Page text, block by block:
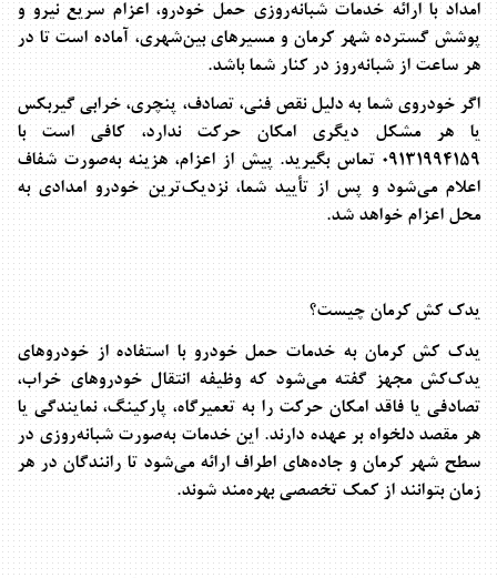
امداد با ارائه خدمات شبانه‌روزی حمل خودرو، اعزام سریع نیرو و
پوشش گسترده شهر کرمان و مسیرهای بین‌شهری، آماده است تا در
هر ساعت از شبانه‌روز در کنار شما باشد.
اگر خودروی شما به دلیل نقص فنی، تصادف، پنچری، خرابی گیربکس
یا هر مشکل دیگری امکان حرکت ندارد، کافی است با
09131994159تماس بگیرید. پیش از اعزام، هزینه به‌صورت شفاف
اعلام می‌شود و پس از تأیید شما، نزدیک‌ترین خودرو امدادی به
محل اعزام خواهد شد.
یدک کش کرمان چیست؟
یدک کش کرمانبه خدمات حمل خودرو با استفاده از خودروهای
یدک‌کش مجهز گفته می‌شود که وظیفه انتقال خودروهای خراب،
تصادفی یا فاقد امکان حرکت را به تعمیرگاه، پارکینگ، نمایندگی یا
هر مقصد دلخواه بر عهده دارند. این خدمات به‌صورت شبانه‌روزی در
سطح شهر کرمان و جاده‌های اطراف ارائه می‌شود تا رانندگان در هر
زمان بتوانند از کمک تخصصی بهره‌مند شوند.